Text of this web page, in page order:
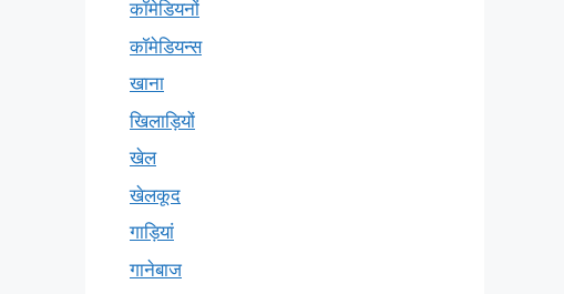
कॉमेडियनों
कॉमेडियन्स
खाना
खिलाड़ियों
खेल
खेलकूद
गाड़ियां
गानेबाज